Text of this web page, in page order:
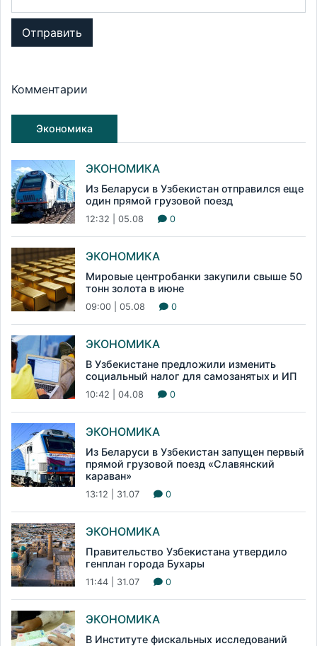
Отправить
Комментарии
Экономика
ЭКОНОМИКА
Из Беларуси в Узбекистан отправился еще
один прямой грузовой поезд
12:32 | 05.08 0
ЭКОНОМИКА
Мировые центробанки закупили свыше 50
тонн золота в июне
09:00 | 05.08 0
ЭКОНОМИКА
В Узбекистане предложили изменить
социальный налог для самозанятых и ИП
10:42 | 04.08 0
ЭКОНОМИКА
Из Беларуси в Узбекистан запущен первый
прямой грузовой поезд «Славянский
караван»
13:12 | 31.07 0
ЭКОНОМИКА
Правительство Узбекистана утвердило
генплан города Бухары
11:44 | 31.07 0
ЭКОНОМИКА
В Институте фискальных исследований